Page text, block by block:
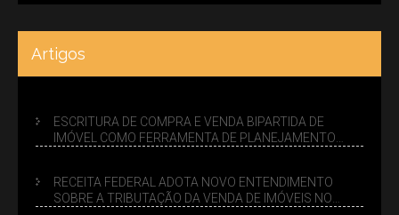
Artigos
ESCRITURA DE COMPRA E VENDA BIPARTIDA DE
IMÓVEL COMO FERRAMENTA DE PLANEJAMENTO
RECEITA FEDERAL ADOTA NOVO ENTENDIMENTO
SOBRE A TRIBUTAÇÃO DA VENDA DE IMÓVEIS NO